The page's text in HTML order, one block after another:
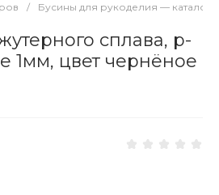
/ Бусины для рукоделия — каталог
сплава, р-
1мм, цвет чернёное